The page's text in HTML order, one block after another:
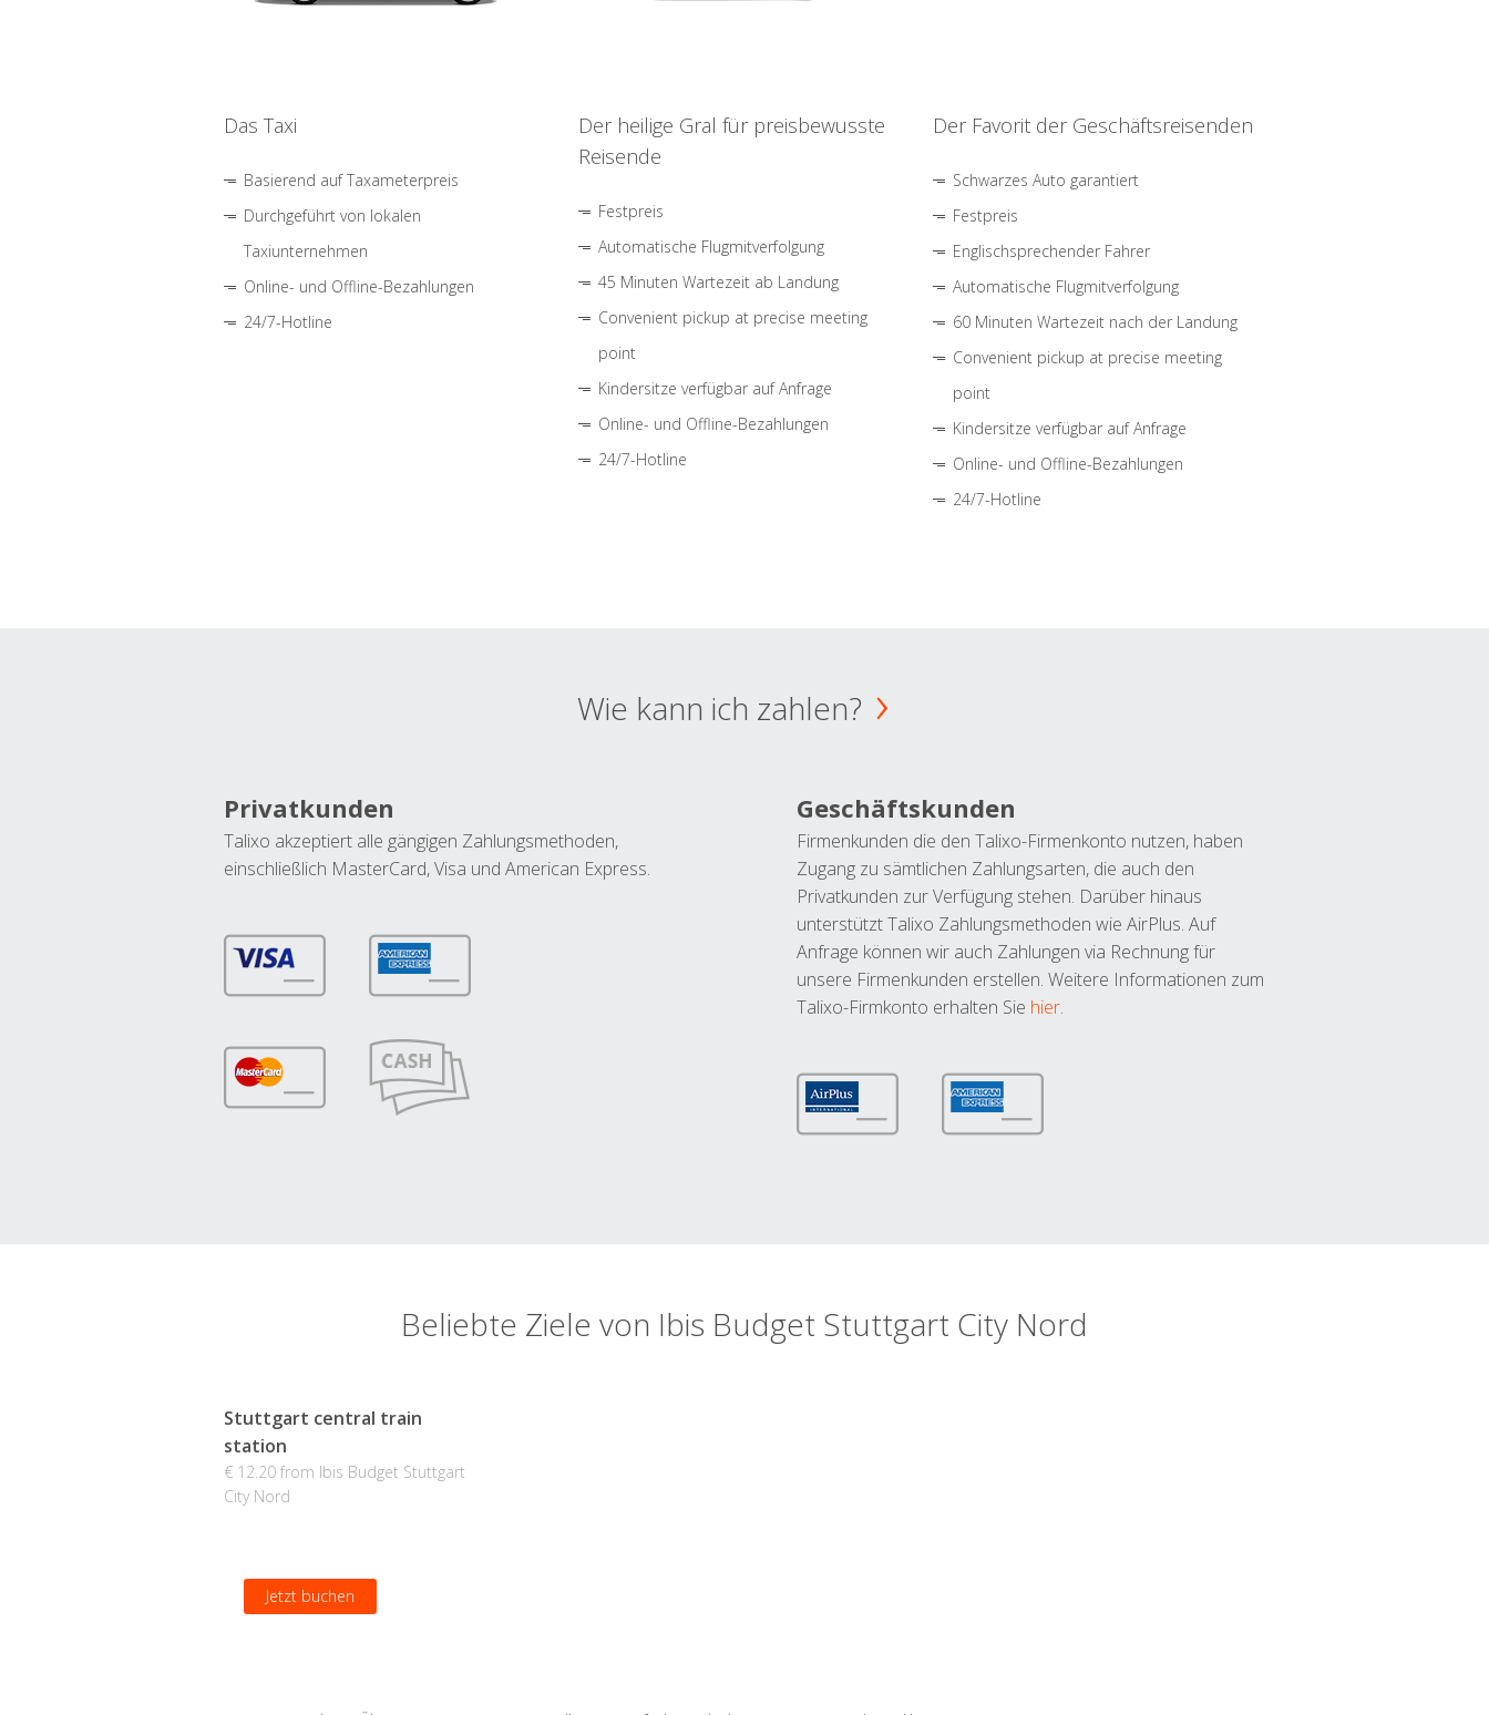
Das Taxi
Basierend auf Taxameterpreis
Durchgeführt von lokalen
Taxiunternehmen
Online- und Offline-Bezahlungen
24/7-Hotline
Der heilige Gral für preisbewusste
Reisende
Festpreis
Automatische Flugmitverfolgung
45 Minuten Wartezeit ab Landung
Convenient pickup at precise meeting
point
Kindersitze verfügbar auf Anfrage
Online- und Offline-Bezahlungen
24/7-Hotline
Der Favorit der Geschäftsreisenden
Schwarzes Auto garantiert
Festpreis
Englischsprechender Fahrer
Automatische Flugmitverfolgung
60 Minuten Wartezeit nach der Landung
Convenient pickup at precise meeting
point
Kindersitze verfügbar auf Anfrage
Online- und Offline-Bezahlungen
24/7-Hotline
Wie kann ich zahlen?
Privatkunden
Talixo akzeptiert alle gängigen Zahlungsmethoden,
einschließlich MasterCard, Visa und American Express.
Geschäftskunden
Firmenkunden die den Talixo-Firmenkonto nutzen, haben
Zugang zu sämtlichen Zahlungsarten, die auch den
Privatkunden zur Verfügung stehen. Darüber hinaus
unterstützt Talixo Zahlungsmethoden wie AirPlus. Auf
Anfrage können wir auch Zahlungen via Rechnung für
unsere Firmenkunden erstellen. Weitere Informationen zum
Talixo-Firmkonto erhalten Sie hier.
Beliebte Ziele von Ibis Budget Stuttgart City Nord
Stuttgart central train
station
€ 12.20 from Ibis Budget Stuttgart
City Nord
Jetzt buchen